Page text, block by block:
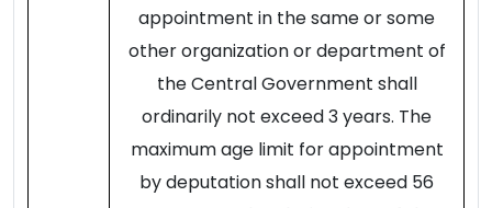
appointment in the same or some
other organization or department of
the Central Government shall
ordinarily not exceed 3 years. The
maximum age limit for appointment
by deputation shall not exceed 56